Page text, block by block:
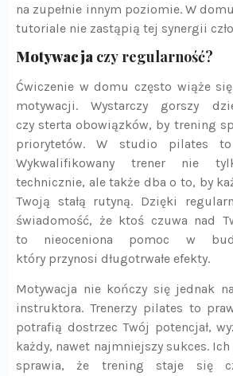
na zupełnie innym poziomie. W
tutoriale nie zastąpią tej synergii
Motywacja czy regularność?
Ćwiczenie w domu często wiąże
motywacji. Wystarczy gorszy
czy sterta obowiązków, by trening
priorytetów. W studio pilates
Wykwalifikowany trener nie
technicznie, ale także dba o to, by
Twoją stałą rutyną. Dzięki
świadomość, że ktoś czuwa nad
to nieoceniona pomoc w
który przynosi długotrwałe efekty.
Motywacja nie kończy się jednak
instruktora. Trenerzy pilates to
potrafią dostrzec Twój potencjał,
każdy, nawet najmniejszy sukces.
sprawia, że trening staje się